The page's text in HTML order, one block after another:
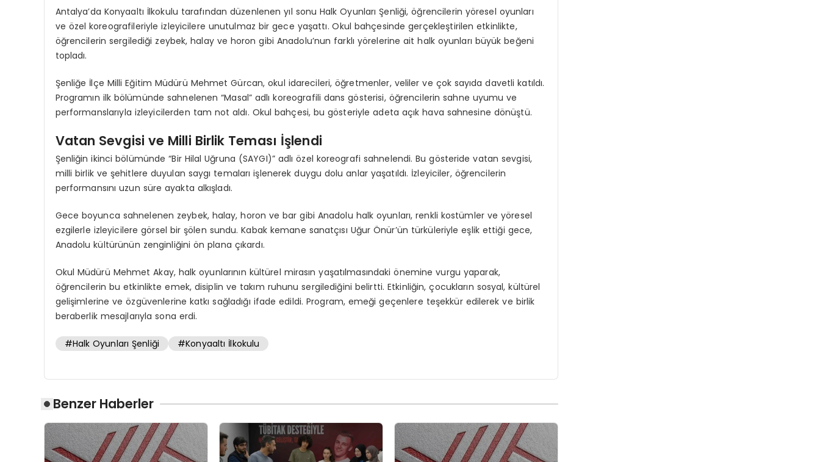
Antalya’da Konyaaltı İlkokulu tarafından düzenlenen yıl sonu Halk Oyunları Şenliği, öğrencilerin yöresel oyunları
ve özel koreografileriyle izleyicilere unutulmaz bir gece yaşattı. Okul bahçesinde gerçekleştirilen etkinlikte,
öğrencilerin sergilediği zeybek, halay ve horon gibi Anadolu’nun farklı yörelerine ait halk oyunları büyük beğeni
topladı.
Şenliğe İlçe Milli Eğitim Müdürü Mehmet Gürcan, okul idarecileri, öğretmenler, veliler ve çok sayıda davetli katıldı.
Programın ilk bölümünde sahnelenen “Masal” adlı koreografili dans gösterisi, öğrencilerin sahne uyumu ve
performanslarıyla izleyicilerden tam not aldı. Okul bahçesi, bu gösteriyle adeta açık hava sahnesine dönüştü.
Vatan Sevgisi ve Milli Birlik Teması İşlendi
Şenliğin ikinci bölümünde “Bir Hilal Uğruna (SAYGI)” adlı özel koreografi sahnelendi. Bu gösteride vatan sevgisi,
milli birlik ve şehitlere duyulan saygı temaları işlenerek duygu dolu anlar yaşatıldı. İzleyiciler, öğrencilerin
performansını uzun süre ayakta alkışladı.
Gece boyunca sahnelenen zeybek, halay, horon ve bar gibi Anadolu halk oyunları, renkli kostümler ve yöresel
ezgilerle izleyicilere görsel bir şölen sundu. Kabak kemane sanatçısı Uğur Önür’ün türküleriyle eşlik ettiği gece,
Anadolu kültürünün zenginliğini ön plana çıkardı.
Okul Müdürü Mehmet Akay, halk oyunlarının kültürel mirasın yaşatılmasındaki önemine vurgu yaparak,
öğrencilerin bu etkinlikte emek, disiplin ve takım ruhunu sergilediğini belirtti. Etkinliğin, çocukların sosyal, kültürel
gelişimlerine ve özgüvenlerine katkı sağladığı ifade edildi. Program, emeği geçenlere teşekkür edilerek ve birlik
beraberlik mesajlarıyla sona erdi.
#Halk Oyunları Şenliği #Konyaaltı İlkokulu
Benzer Haberler